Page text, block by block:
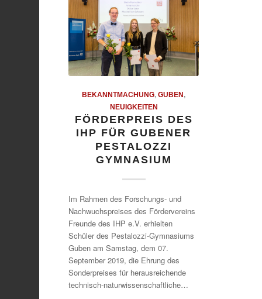
BEKANNTMACHUNG,GUBEN,
NEUIGKEITEN
FÖRDERPREIS DES
IHP FÜR GUBENER
PESTALOZZI
GYMNASIUM
Im Rahmen des Forschungs- und
Nachwuchspreises des Fördervereins
Freunde des IHP e.V. erhielten
Schüler des Pestalozzi-Gymnasiums
Guben am Samstag, dem 07.
September 2019, die Ehrung des
Sonderpreises für herausreichende
technisch-naturwissenschaftliche…